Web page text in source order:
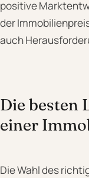
positive
der
auch
Die besten
einer
Die Wahl des